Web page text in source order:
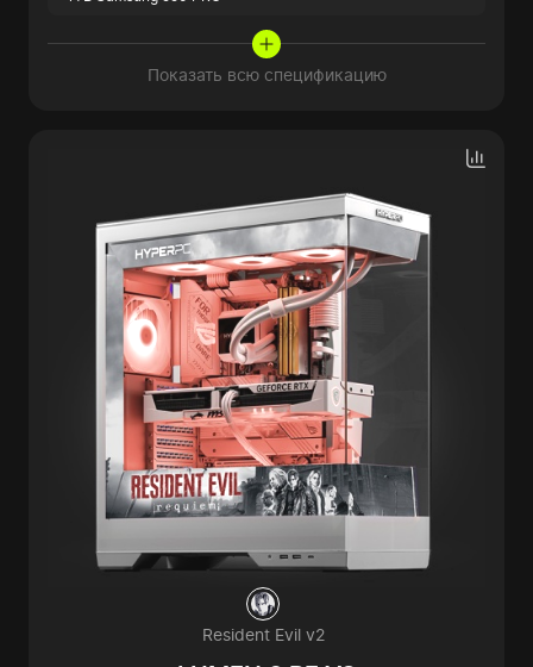
Показать всю спецификацию
Resident Evil v2